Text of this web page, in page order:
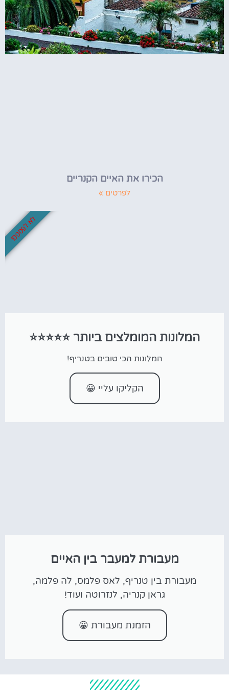
הכירו את האיים הקנריים
לפרטים »
המלונות המומלצים ביותר ⭐⭐⭐⭐⭐
המלונות הכי טובים בטנריף!
הקליקו עליי 😀
לא לפספס!
מעבורת למעבר בין האיים
מעבורת בין טנריף, לאס פלמס, לה פלמה,
גראן קנריה, לנזרוטה ועוד!
הזמנת מעבורת 😀